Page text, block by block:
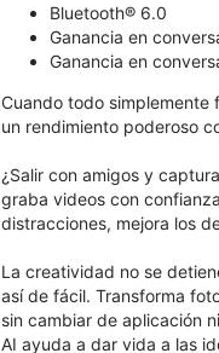
Bluetooth® 6.0
Ganancia en
Ganancia en
Cuando todo simplemente
un rendimiento poderoso
¿Salir con amigos y
graba videos con
distracciones, mejora los
La creatividad no se
así de fácil. Transforma
sin cambiar de aplicación
AI ayuda a dar vida a las